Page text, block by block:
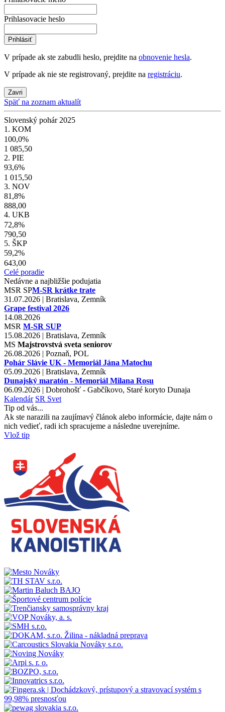
Prihlasovacie heslo
Prihlásiť
V prípade ak ste zabudli heslo, prejdite na obnovenie hesla.
V prípade ak nie ste registrovaný, prejdite na registráciu.
Zavri
Späť na zoznam aktualít
Slovenský pohár 2025
1. KOM
100,0%
1 085,50
2. PIE
93,6%
1 015,50
3. NOV
81,8%
888,00
4. UKB
72,8%
790,50
5. ŠKP
59,2%
643,00
Celé poradie
Nedávne a najbližšie podujatia
MSR SPM-SR krátke trate
31.07.2026 | Bratislava, Zemník
Grape festival 2026
14.08.2026
MSR M-SR SUP
15.08.2026 | Bratislava, Zemník
MS Majstrovstvá sveta seniorov
26.08.2026 | Poznaň, POL
Pohár Slávie UK - Memoriál Jána Matochu
05.09.2026 | Bratislava, Zemník
Dunajský maratón - Memoriál Milana Rosu
06.09.2026 | Dobrohošť - Gabčíkovo, Staré koryto Dunaja
Kalendár SR Svet
Tip od vás...
Ak ste narazili na zaujímavý článok alebo informácie, dajte nám o
nich vedieť, radi ich spracujeme a následne uverejníme.
Vlož tip